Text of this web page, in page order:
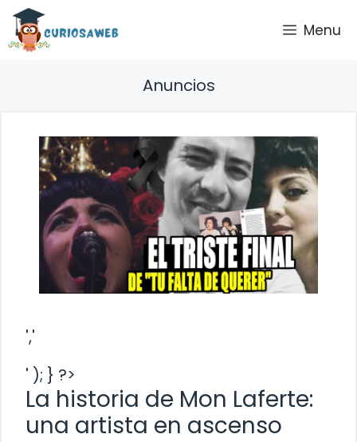
Saltar
contenido
Menu
Anuncios
','
' ); } ?>
La historia de Mon Laferte:
una artista en ascenso